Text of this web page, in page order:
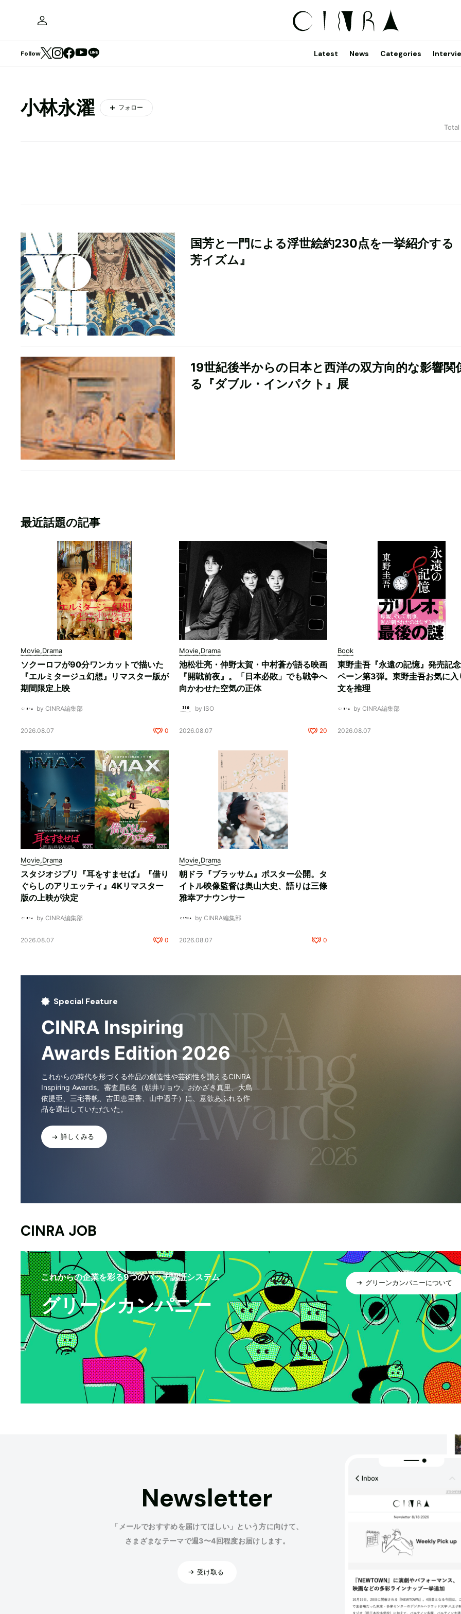
Follow Latest News Categories
小林永濯 フォロー
国芳と一門による浮世絵約230点を一挙紹介する
芳イズム』
19世紀後半からの日本と西洋の双方向的な影響関
る『ダブル・インパクト』展
最近話題の記事
Movie,Drama
ソクーロフが90分ワンカットで描いた
『エルミタージュ幻想』リマスター版が
期間限定上映
by CINRA編集部
2026.08.07 0
Movie,Drama
池松壮亮・仲野太賀・中村蒼が語る映画
『開戦前夜』。「日本必敗」でも戦争へ
向かわせた空気の正体
by ISO
2026.08.07 20
Book
東野圭吾『永遠の記憶』発売記
ペーン第3弾。東野圭吾お気に入
文を推理
by CINRA編集部
2026.08.07
Movie,Drama
スタジオジブリ『耳をすませば』『借り
ぐらしのアリエッティ』4Kリマスター
版の上映が決定
by CINRA編集部
2026.08.07 0
Movie,Drama
朝ドラ『ブラッサム』ポスター公開。タ
イトル映像監督は奥山大史、語りは三條
雅幸アナウンサー
by CINRA編集部
2026.08.07 0
Special Feature
CINRA Inspiring
Awards Edition 2026
これからの時代を形づくる作品の創造性や芸術性を讃えるCINRA
Inspiring Awards。審査員6名（朝井リョウ、おかざき真里、大島
依提亜、三宅香帆、吉田恵里香、山中遥子）に、意欲あふれる作
品を選出していただいた。
詳しくみる
CINRA JOB
これからの企業を彩る9つのバッヂ認証システム
グリーンカンパニー
グリーンカンパニーについて
Newsletter
「メールでおすすめを届けてほしい」という方に向けて、
さまざまなテーマで週3〜4回程度お届けします。
受け取る